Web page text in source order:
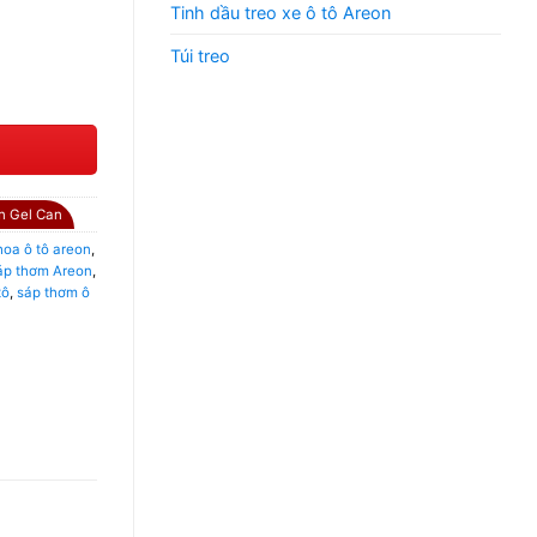
Tinh dầu treo xe ô tô Areon
Túi treo
Gel Can
ô tô areon,
thơm Areon,
, sáp thơm ô